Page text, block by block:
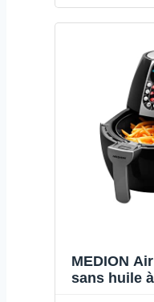
MEDION
sans huile